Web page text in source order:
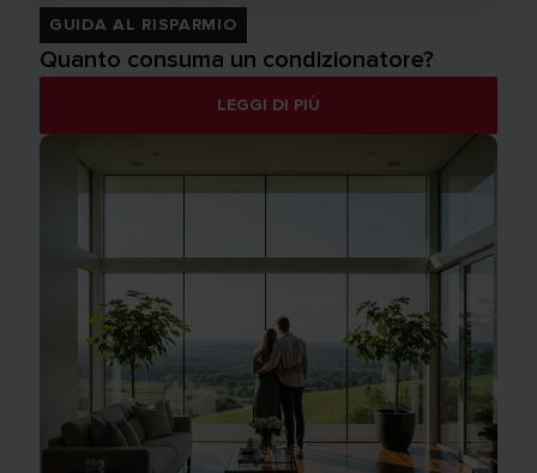
GUIDA AL RISPARMIO
Quanto consuma un condizionatore?
LEGGI DI PIÙ